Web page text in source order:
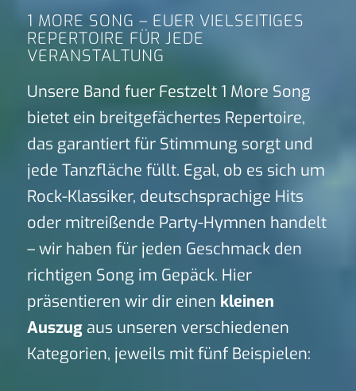
1 MORE SONG – EUER VIELSEITIGES
REPERTOIRE FÜR JEDE
VERANSTALTUNG
Unsere Band fuer Festzelt 1 More Song
bietet ein breitgefächertes Repertoire,
das garantiert für Stimmung sorgt und
jede Tanzfläche füllt. Egal, ob es sich um
Rock-Klassiker, deutschsprachige Hits
oder mitreißende Party-Hymnen handelt
– wir haben für jeden Geschmack den
richtigen Song im Gepäck. Hier
präsentieren wir dir einen kleinen
Auszugaus unseren verschiedenen
Kategorien, jeweils mit fünf Beispielen: